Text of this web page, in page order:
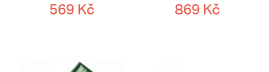
569 Kč 869 Kč